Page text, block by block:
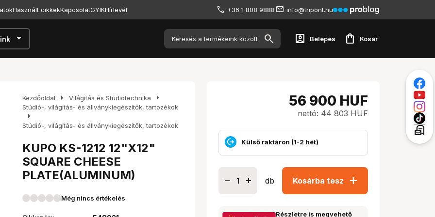
Használt cikkekKapcsolatGYIKHírlevél +36 1 808 9888 info@tripont.hu
arrow_drop_down account_box Belépés shopping_bag Kosár
Kezdőoldal arrow_right Világítás és Stúdiótechnika arrow_right
Stúdió-, világítás- és állványkiegészítők, tartozékok
arrow_right
Stúdió-, világítás- és állványkiegészítők, tartozékok
KUPO KS-1212 12"X12"
SQUARE CHEESE
PLATE(ALUMINUM)
Még nincs értékelés
56 900 HUF
nettó: 44 803 HUF
Külső raktáron (1-2 hét)
db Kosárba tesz add
Részletre is megvehető
local_post_office